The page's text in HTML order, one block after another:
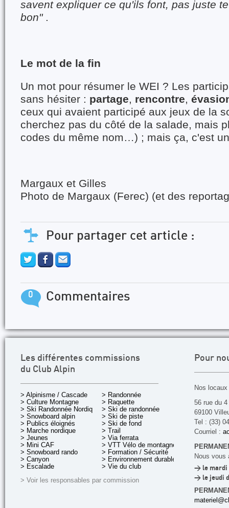
savent expliquer ce qu'ils font, pas juste
bon" .
Le mot de la fin
Un mot pour résumer le WEI ? Les
sans hésiter : partage, rencontre,
ceux qui avaient participé aux jeux de la
cherchez pas du côté de la salade, mais
codes du même nom…) ; mais ça, c'est
Margaux et Gilles
Photo de Margaux (Ferec) (et des
Pour partager cet article :
0 Commentaires
Les différentes commissions
du Club Alpin
> Alpinisme / Cascade
> Culture Montagne
> Ski Randonnée Nordique
> Snowboard alpin
> Publics éloignés
> Marche nordique
> Jeunes
> Mini CAF
> Snowboard rando
> Canyon
> Escalade
> Randonnée
> Raquette
> Ski de randonnée
> Ski de piste
> Ski de fond
> Trail
> Via ferrata
> VTT Vélo de montagne
> Formation / Sécurité
> Environnement durable
> Vie du club
> Voir les responsables par commission
Pour
Nos
56 rue du
69100
Tel : (33)
Courriel :
Nous vous
> le mardi
> le jeudi